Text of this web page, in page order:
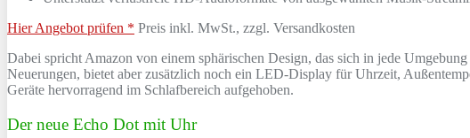
Hier Angebot prüfen * Preis inkl. MwSt., zzgl. Versandkosten
Dabei spricht Amazon von einem sphärischen Design, das sich in jede
Neuerungen, bietet aber zusätzlich noch ein LED-Display für Uhrzeit,
Geräte hervorragend im Schlafbereich aufgehoben.
Der neue Echo Dot mit Uhr